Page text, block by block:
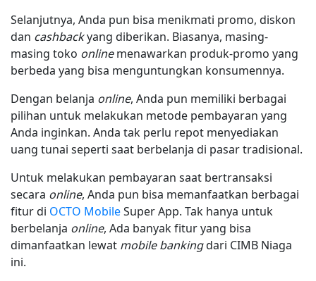
Selanjutnya, Anda pun bisa menikmati promo, diskon
dan cashbackyang diberikan. Biasanya, masing-
masing toko onlinemenawarkan produk-promo yang
berbeda yang bisa menguntungkan konsumennya.
Dengan belanja online, Anda pun memiliki berbagai
pilihan untuk melakukan metode pembayaran yang
Anda inginkan. Anda tak perlu repot menyediakan
uang tunai seperti saat berbelanja di pasar tradisional.
Untuk melakukan pembayaran saat bertransaksi
secara online, Anda pun bisa memanfaatkan berbagai
fitur di OCTO MobileSuper App. Tak hanya untuk
berbelanja online, Ada banyak fitur yang bisa
dimanfaatkan lewat mobile bankingdari CIMB Niaga
ini.